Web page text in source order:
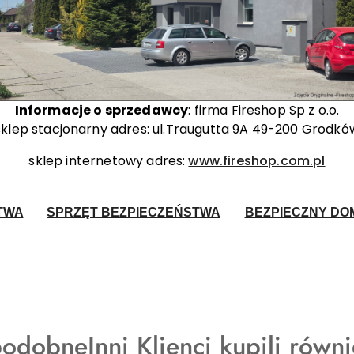
Informacje o sprzedawcy: firma Fireshop Sp z o.o.
stacjonarny adres: ul.Traugutta 9A 49-200
sklep internetowy adres:www.fireshop.com.pl
SPRZĘT BEZPIECZEŃSTWA BEZPIECZNY
Produkty
Inni Klienci kupili